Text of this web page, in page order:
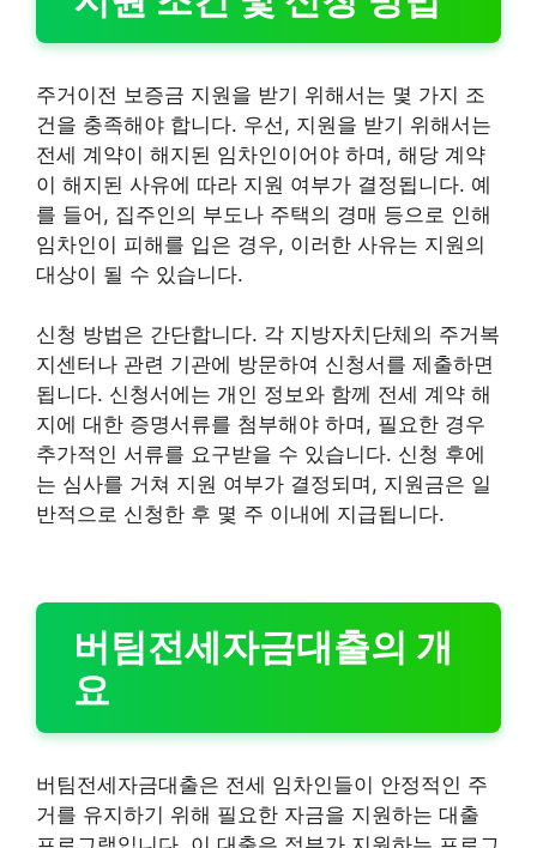
주거이전 보증금 지원을 받기 위해서는 몇 가지 조
건을 충족해야 합니다. 우선, 지원을 받기 위해서는
전세 계약이 해지된 임차인이어야 하며, 해당 계약
이 해지된 사유에 따라 지원 여부가 결정됩니다. 예
를 들어, 집주인의 부도나 주택의 경매 등으로 인해
임차인이 피해를 입은 경우, 이러한 사유는 지원의
대상이 될 수 있습니다.
신청 방법은 간단합니다. 각 지방자치단체의 주거복
지센터나 관련 기관에 방문하여 신청서를 제출하면
됩니다. 신청서에는 개인 정보와 함께 전세 계약 해
지에 대한 증명서류를 첨부해야 하며, 필요한 경우
추가적인 서류를 요구받을 수 있습니다. 신청 후에
는 심사를 거쳐 지원 여부가 결정되며, 지원금은 일
반적으로 신청한 후 몇 주 이내에 지급됩니다.
버팀전세자금대출의 개
요
버팀전세자금대출은 전세 임차인들이 안정적인 주
거를 유지하기 위해 필요한 자금을 지원하는 대출